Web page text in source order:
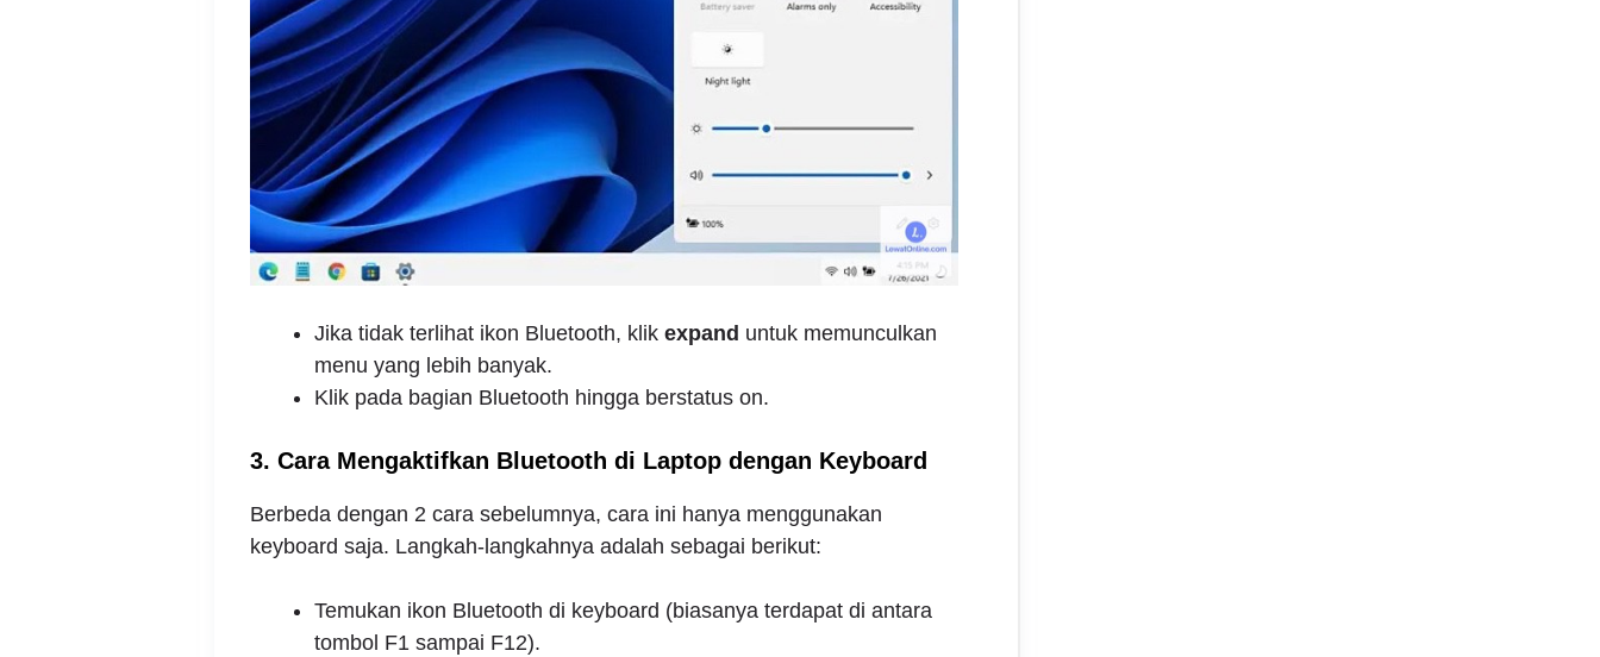
Jika tidak terlihat ikon Bluetooth, klik expand untuk memunculkan
menu yang lebih banyak.
Klik pada bagian Bluetooth hingga berstatus on.
3. Cara Mengaktifkan Bluetooth di Laptop dengan Keyboard
Berbeda dengan 2 cara sebelumnya, cara ini hanya menggunakan
keyboard saja. Langkah-langkahnya adalah sebagai berikut:
Temukan ikon Bluetooth di keyboard (biasanya terdapat di antara
tombol F1 sampai F12).